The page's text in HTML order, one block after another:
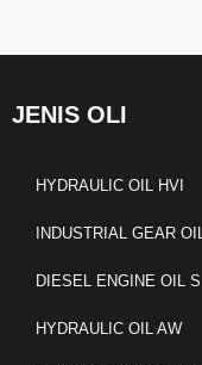
JENIS OLI
HYDRAULIC OIL HVI
INDUSTRIAL GEAR OIL
DIESEL ENGINE OIL S
HYDRAULIC OIL AW